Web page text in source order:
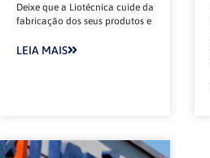
Deixe que a Liotécnica cuide da
fabricação dos seus produtos e
LEIA MAIS